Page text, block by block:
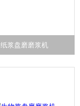
纸浆盘磨磨浆机